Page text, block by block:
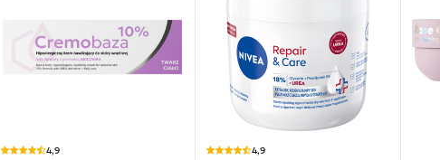
4,9 4,9